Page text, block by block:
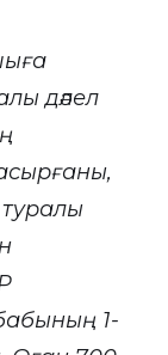
дәлел
асырғаны,
1-